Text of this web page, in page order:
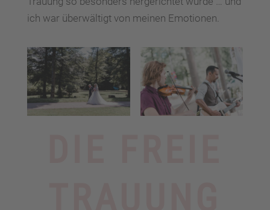
ich war überwältigt von meinen Emotionen.